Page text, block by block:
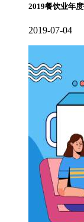
2019餐饮业年
2019-07-04